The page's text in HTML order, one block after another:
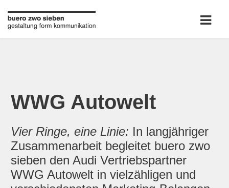
WWG Autowelt
Vier Ringe, eine Linie: In langjähriger
Zusammenarbeit begleitet buero zwo
sieben den Audi Vertriebspartner
WWG Autowelt in vielzähligen und